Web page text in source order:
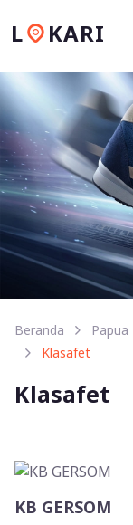
L KARI
Beranda
Klasafet
Klasafet
KB GERSOM